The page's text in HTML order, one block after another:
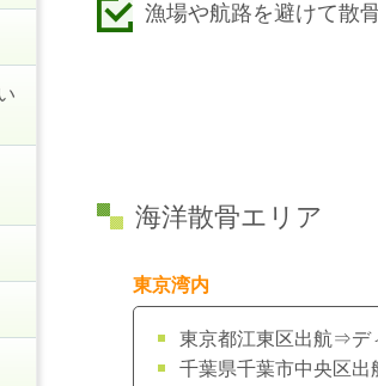
漁場や航路を避けて散
海洋散骨エリア
東京湾内
東京都江東区出航⇒デ
千葉県千葉市中央区出